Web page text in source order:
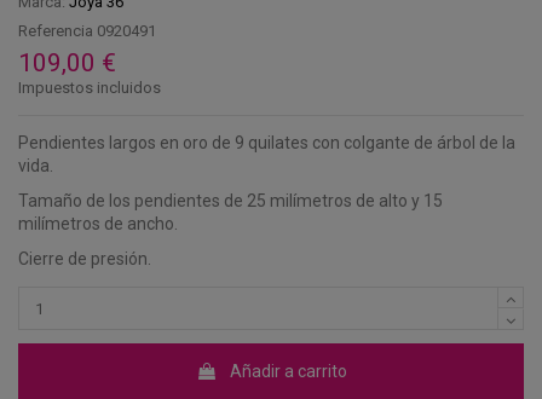
Referencia 0920491
109,00 €
Impuestos incluidos
Pendientes largos en oro de 9 quilates con colgante de árbol de la
vida.
Tamaño de los pendientes de 25 milímetros de alto y 15
milímetros de ancho.
Cierre de presión.
Añadir a carrito